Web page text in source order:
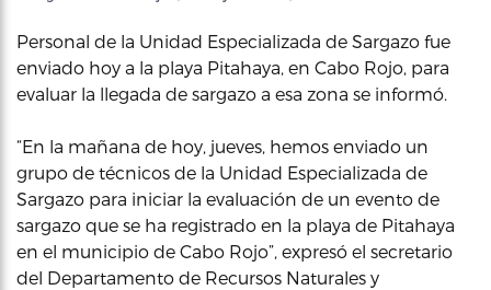
Personal de la Unidad Especializada de Sargazo fue
enviado hoy a la playa Pitahaya, en Cabo Rojo, para
evaluar la llegada de sargazo a esa zona se informó.
“En la mañana de hoy, jueves, hemos enviado un
grupo de técnicos de la Unidad Especializada de
Sargazo para iniciar la evaluación de un evento de
sargazo que se ha registrado en la playa de Pitahaya
en el municipio de Cabo Rojo”, expresó el secretario
del Departamento de Recursos Naturales y